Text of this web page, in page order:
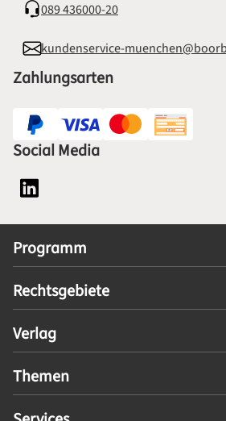
089 436000-20
kundenservice-
Zahlungsarten
Social Media
Social Media Plattform LinkedIn
Programm
Rechtsgebiete
Verlag
Themen